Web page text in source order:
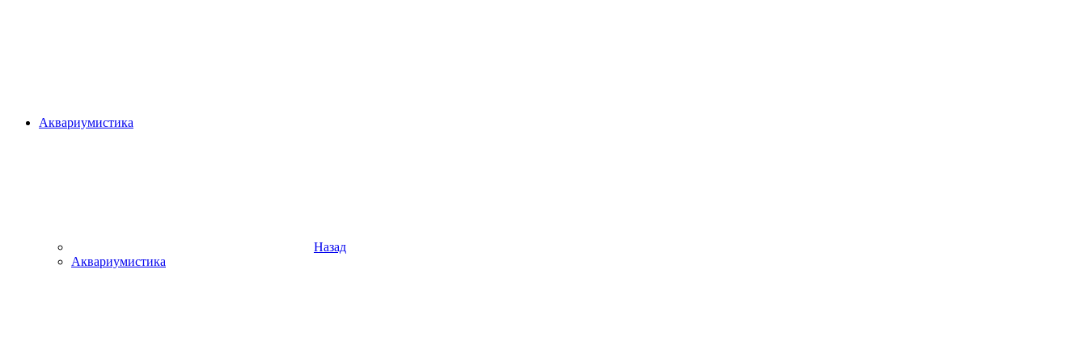
Аквариумистика
Назад
Аквариумистика